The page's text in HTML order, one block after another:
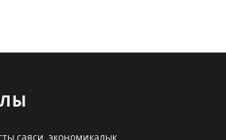
саяси, экономикалық,